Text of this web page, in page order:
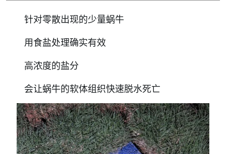
针对零散出现的少量蜗牛
用食盐处理确实有效
高浓度的盐分
会让蜗牛的软体组织快速脱水死亡